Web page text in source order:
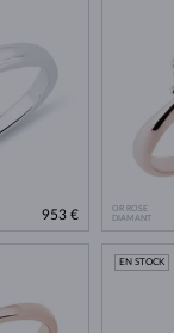
953 €
OR ROSE
DIAMANT
EN STOCK